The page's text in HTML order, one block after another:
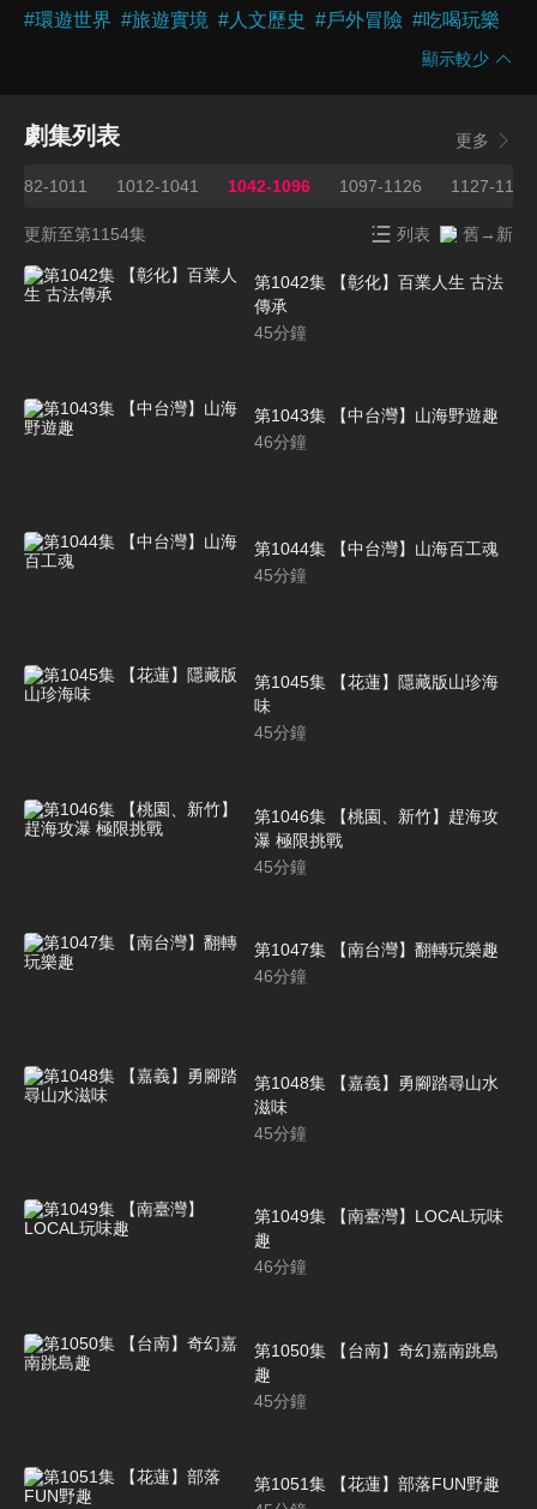
#環遊世界 #旅遊實境 # 人文歷史 #戶外冒險 #吃喝玩樂
顯示較少
劇集列表 更多
982-1011 1012-1041 1042-1096 1097-1126 1127-1154
更新至第1154集 列表 舊→新
第1042集 【彰化】百業人生 古法
傳承
45分鐘
第1043集 【中台灣】山海野遊趣
46分鐘
第1044集 【中台灣】山海百工魂
45分鐘
第1045集 【花蓮】隱藏版山珍海
味
45分鐘
第1046集 【桃園、新竹】趕海攻
瀑 極限挑戰
45分鐘
第1047集 【南台灣】翻轉玩樂趣
46分鐘
第1048集 【嘉義】勇腳踏尋山水
滋味
45分鐘
第1049集 【南臺灣】LOCAL玩味
趣
46分鐘
第1050集 【台南】奇幻嘉南跳島
趣
45分鐘
第1051集 【花蓮】部落FUN野趣